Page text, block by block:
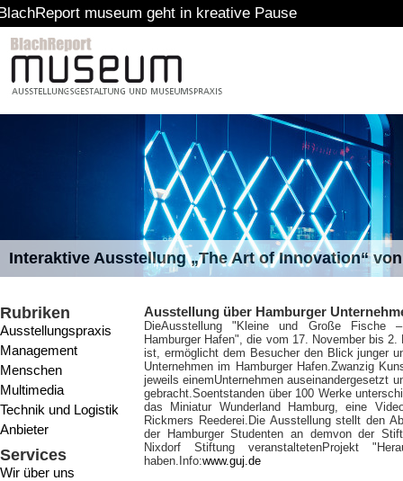
museum geht in kreative Pause
Interaktive Ausstellung „The Art of Innovation“
Rubriken
Ausstellungspraxis
Management
Menschen
Multimedia
Technik und Logistik
Anbieter
Services
Wir über uns
Ausstellung über Hamburger
DieAusstellung "Kleine und Große Fische
Hamburger Hafen", die vom 17. November bis
ist, ermöglicht dem Besucher den Blick junger
Unternehmen im Hamburger Hafen.Zwanzig
jeweils einemUnternehmen auseinandergesetzt
gebracht.Soentstanden über 100 Werke
das Miniatur Wunderland Hamburg, eine
Rickmers Reederei.Die Ausstellung stellt den
der Hamburger Studenten an demvon der
Nixdorf Stiftung veranstaltetenProjekt
haben.Info:www.guj.de